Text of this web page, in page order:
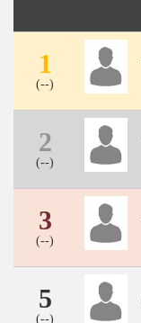
1
(--)
2
(--)
3
(--)
5
(--)